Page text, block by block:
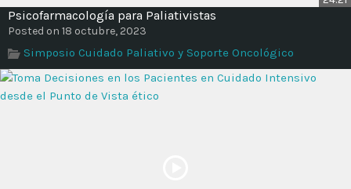
Psicofarmacología para Paliativistas
Posted on 18 octubre, 2023
Simposio Cuidado Paliativo y Soporte Oncológico